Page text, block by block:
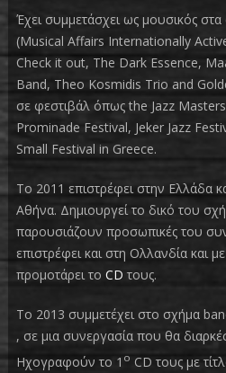
Έχει συμμετάσχει ως μουσικός
(Musical Affairs Internationally
Check it out, The Dark Essence,
Band, Theo Kosmidis Trio and
σε φεστιβάλ όπως the Jazz
Prominade Festival, Jeker Jazz
Small Festival in Greece.
Το 2011 επιστρέφει στην Ελλάδα
Αθήνα. Δημιουργεί το δικό του
παρουσιάζουν προσωπικές του
επιστρέφει και στη Ολλανδία και
προμοτάρει το CD τους.
Το 2013 συμμετέχει στο σχήμα
, σε μια συνεργασία που θα
Ηχογραφούν το 1 ο CD τους με